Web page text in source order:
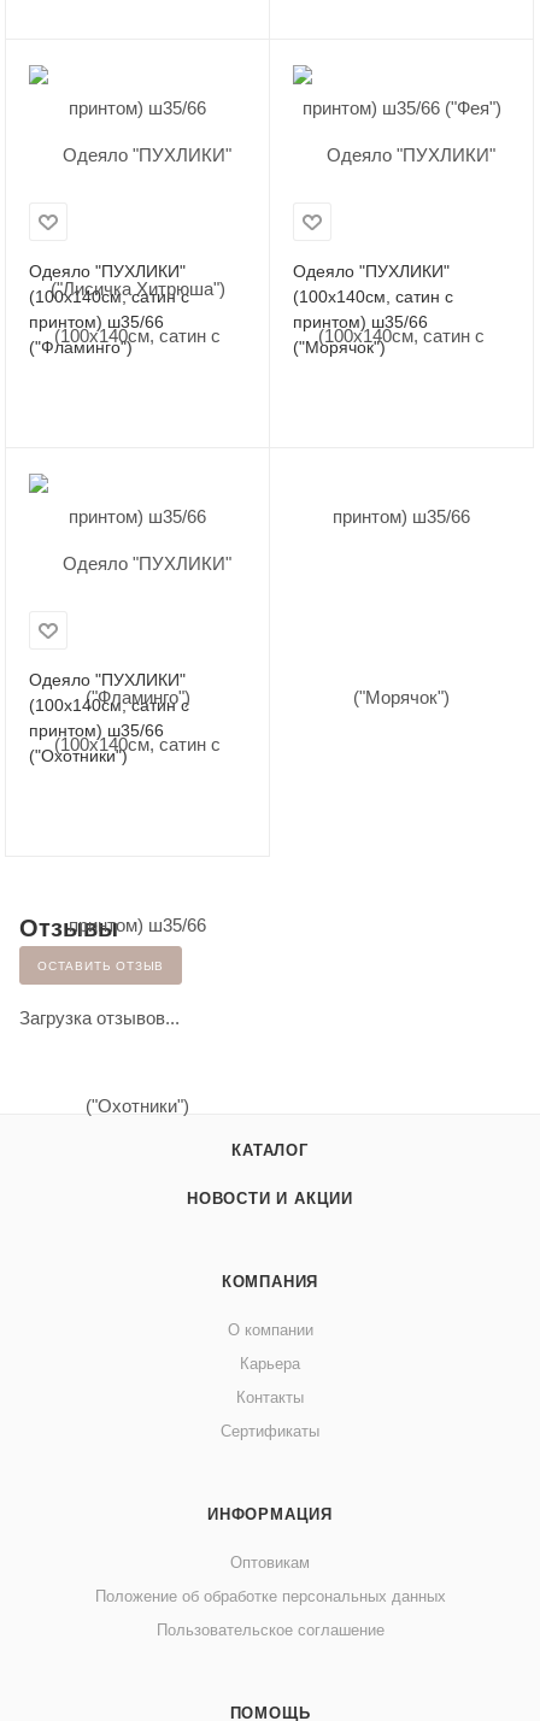
Одеяло "ПУХЛИКИ"
(100х140см, сатин с
принтом) ш35/66
("Фламинго")
Одеяло "ПУХЛИКИ"
(100х140см, сатин с
принтом) ш35/66
("Морячок")
Одеяло "ПУХЛИКИ"
(100х140см, сатин с
принтом) ш35/66
("Охотники")
Отзывы
ОСТАВИТЬ ОТЗЫВ
Загрузка отзывов...
КАТАЛОГ
НОВОСТИ И АКЦИИ
КОМПАНИЯ
О компании
Карьера
Контакты
Сертификаты
ИНФОРМАЦИЯ
Оптовикам
Положение об обработке персональных данных
Пользовательское соглашение
ПОМОЩЬ